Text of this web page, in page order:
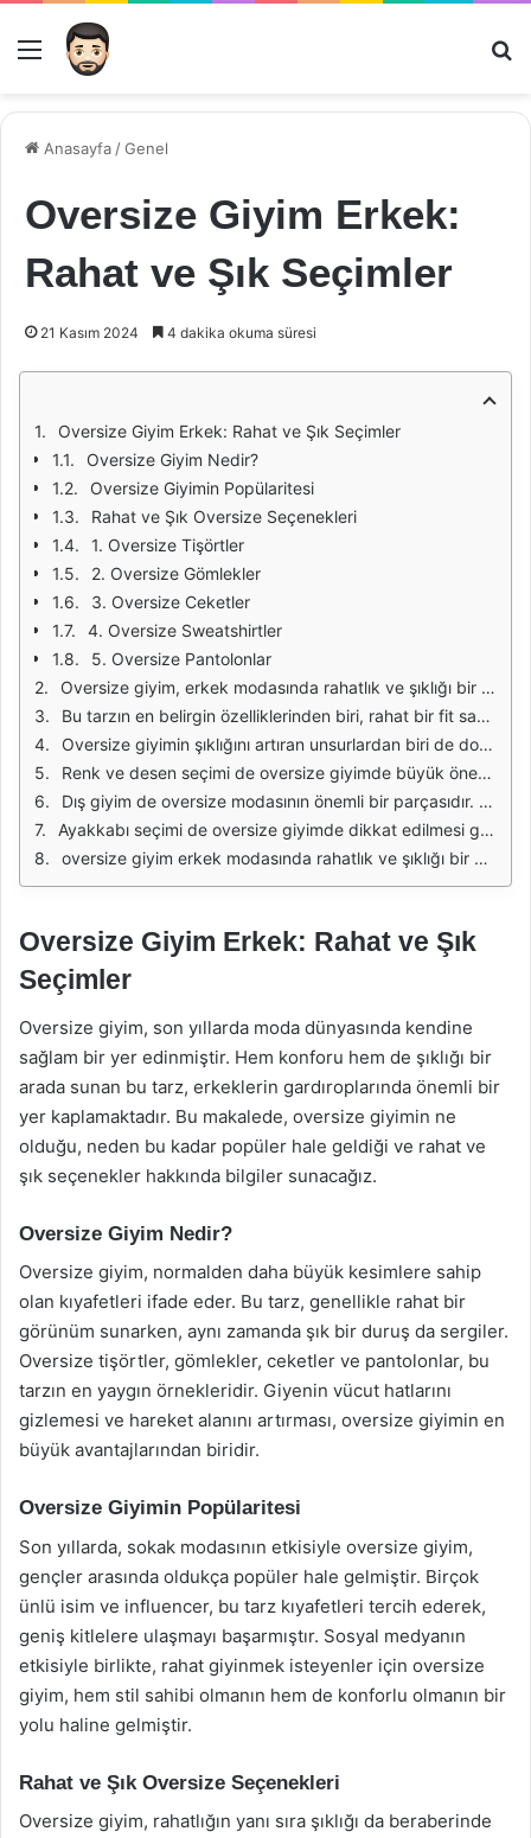
Menü
Anasayfa /Genel
Oversize Giyim Erkek:
Rahat ve Şık Seçimler
21 Kasım 2024 4 dakika okuma süresi
Oversize Giyim Erkek: Rahat ve Şık Seçimler
Oversize Giyim Nedir?
Oversize Giyimin Popülaritesi
Rahat ve Şık Oversize Seçenekleri
1. Oversize Tişörtler
2. Oversize Gömlekler
3. Oversize Ceketler
4. Oversize Sweatshirtler
5. Oversize Pantolonlar
Oversize giyim, erkek modasında rahatlık ve şıklığı bir araya getiren bir akım olarak son yıllarda oldukça popüler hale gelmiştir. Bu tarz, geniş kesimler ve bol kıyafetlerle rahat bir görünüm sunarken, aynı zamanda kullanıcılarına modern ve şık bir imaj yaratma fırsatı tanır. Oversize kıyafetler, günlük hayatta rahatlık arayan erkekler için mükemmel bir seçenek olmasının yanı sıra, stil sahibi görünmeyi de mümkün kılar.
Bu tarzın en belirgin özelliklerinden biri, rahat bir fit sağlamasıdır. Geniş kesimler, hareket özgürlüğü tanırken, aynı zamanda katmanlı giyim imkanı sunar. Oversize tişörtler, sweatshirtler ve ceketler, hem yaz hem de kış aylarında kombinlenebilir. Özellikle soğuk havalarda, kalın bir oversize kazakla birlikte dar bir pantolon tercih etmek, şıklığı ve rahatlığı bir arada sunar.
Oversize giyimin şıklığını artıran unsurlardan biri de doğru aksesuarları kullanmaktır. Büyük bir saat, şık bir şapka veya dikkat çekici bir çanta, oversize kıyafetlerle kombinlendiğinde görünümü tamamlar. Aksesuarlar, stilinize kendi kişisel dokunuşunuzu eklemenin yanı sıra, genel görünümün daha derli toplu ve şık olmasını sağlar.
Renk ve desen seçimi de oversize giyimde büyük önem taşır. Tek renk oversize kıyafetler, sade ve minimal bir görünüm yaratırken; desenli veya renkli seçenekler ise daha enerjik ve dikkat çekici bir stil oluşturur. Özellikle büyük grafikli tişörtler, spor bir görünüm için idealdir. Kış aylarında ise, pastel tonlarında oversize kazaklar, hem sıcak tutar hem de stil sahibi bir görünüm sunar.
Dış giyim de oversize modasının önemli bir parçasıdır. Oversize montlar ve kabanlar, soğuk havalarda sıcak kalırken, aynı zamanda şıklığı da beraberinde getirir. Bu tür dış giyim ürünleri, hem spor hem de klasik tarzlarla rahatlıkla kombinlenebilir. Özellikle, skinny jeans veya jogger pantolonlarla bir araya geldiğinde, dengeli bir görünüm elde edilir.
Ayakkabı seçimi de oversize giyimde dikkat edilmesi gereken bir diğer unsurdur. Büyük ve rahat ayakkabılar, oversize kıyafetlerle mükemmel bir uyum sağlar. Sneakers, loafers veya kalın tabanlı botlar, bu tarzın vazgeçilmez parçalarıdır. Ayakkabılar, hem rahatlık hem de şıklık açısından önemli bir rol oynar ve genel görünümü tamamlar.
oversize giyim erkek modasında rahatlık ve şıklığı bir arada sunan bir stil anlayışıdır. Doğru kombinasyonlar ve aksesuarlarla, bu tarzın sunduğu avantajlardan en iyi şekilde yararlanmak mümkündür. Rahatlık arayan erkekler için oversize giyim, hem günlük hayatta hem de özel günlerde tercih edilebilecek şık bir seçenek sunar.
Oversize Giyim Erkek: Rahat ve Şık
Seçimler
Oversize giyim, son yıllarda moda dünyasında kendine
sağlam bir yer edinmiştir. Hem konforu hem de şıklığı bir
arada sunan bu tarz, erkeklerin gardıroplarında önemli bir
yer kaplamaktadır. Bu makalede, oversize giyimin ne
olduğu, neden bu kadar popüler hale geldiği ve rahat ve
şık seçenekler hakkında bilgiler sunacağız.
Oversize Giyim Nedir?
Oversize giyim, normalden daha büyük kesimlere sahip
olan kıyafetleri ifade eder. Bu tarz, genellikle rahat bir
görünüm sunarken, aynı zamanda şık bir duruş da sergiler.
Oversize tişörtler, gömlekler, ceketler ve pantolonlar, bu
tarzın en yaygın örnekleridir. Giyenin vücut hatlarını
gizlemesi ve hareket alanını artırması, oversize giyimin en
büyük avantajlarından biridir.
Oversize Giyimin Popülaritesi
Son yıllarda, sokak modasının etkisiyle oversize giyim,
gençler arasında oldukça popüler hale gelmiştir. Birçok
ünlü isim ve influencer, bu tarz kıyafetleri tercih ederek,
geniş kitlelere ulaşmayı başarmıştır. Sosyal medyanın
etkisiyle birlikte, rahat giyinmek isteyenler için oversize
giyim, hem stil sahibi olmanın hem de konforlu olmanın bir
yolu haline gelmiştir.
Rahat ve Şık Oversize Seçenekleri
Oversize giyim, rahatlığın yanı sıra şıklığı da beraberinde